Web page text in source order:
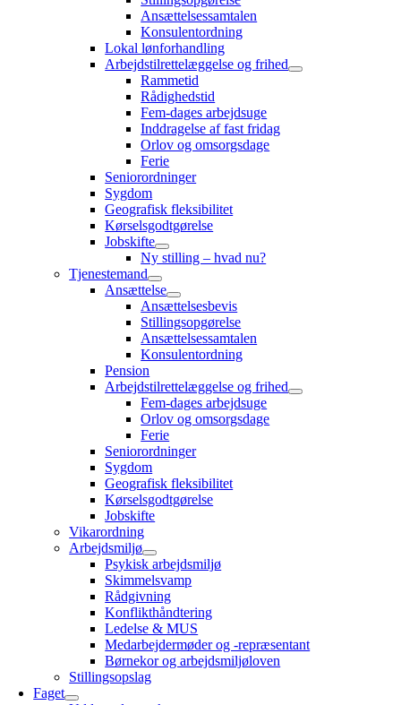
Ansættelsessamtalen
Konsulentordning
Lokal lønforhandling
Arbejdstilrettelæggelse og frihed
Rammetid
Rådighedstid
Fem-dages arbejdsuge
Inddragelse af fast fridag
Orlov og omsorgsdage
Ferie
Seniorordninger
Sygdom
Geografisk fleksibilitet
Kørselsgodtgørelse
Jobskifte
Ny stilling – hvad nu?
Tjenestemand
Ansættelse
Ansættelsesbevis
Stillingsopgørelse
Ansættelsessamtalen
Konsulentordning
Pension
Arbejdstilrettelæggelse og frihed
Fem-dages arbejdsuge
Orlov og omsorgsdage
Ferie
Seniorordninger
Sygdom
Geografisk fleksibilitet
Kørselsgodtgørelse
Jobskifte
Vikarordning
Arbejdsmiljø
Psykisk arbejdsmiljø
Skimmelsvamp
Rådgivning
Konflikthåndtering
Ledelse & MUS
Medarbejdermøder og -repræsentant
Børnekor og arbejdsmiljøloven
Stillingsopslag
Faget